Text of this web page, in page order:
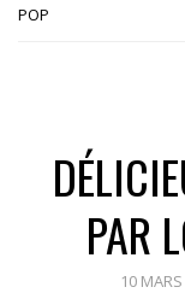
POP
PAR
10